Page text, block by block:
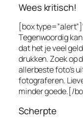
Wees kritisch!
[box
Tegenwoordig
dat het je veel
drukken. Zoek op
allerbeste foto’s
fotograferen.
minder goede.[/
Scherpte